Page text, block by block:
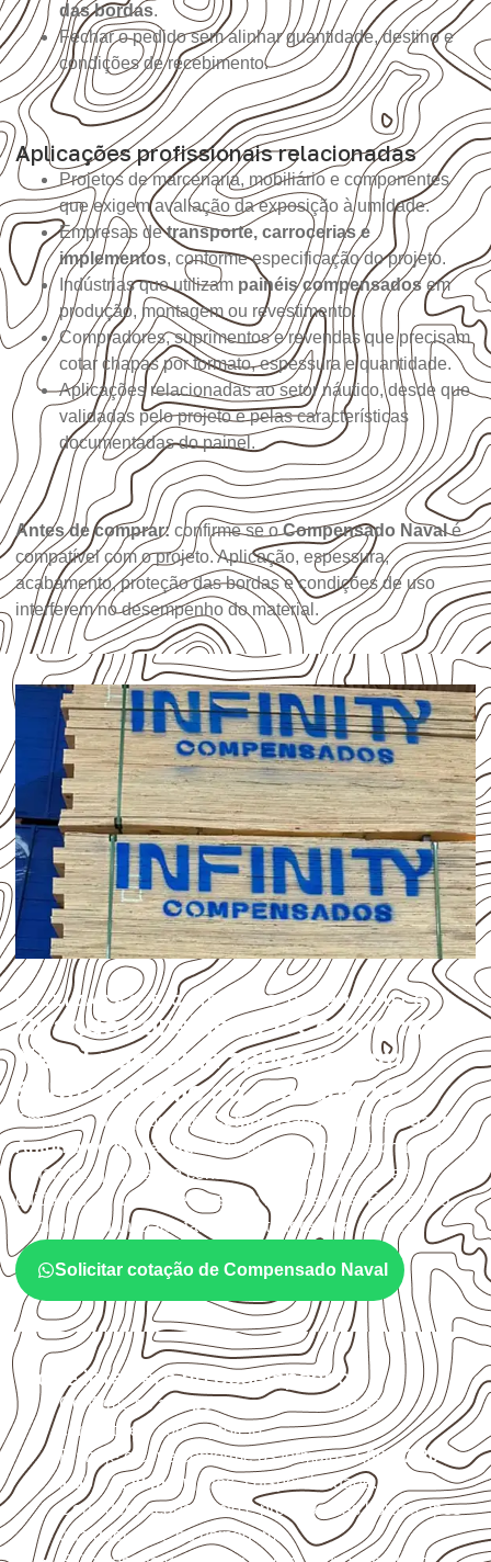
das bordas.
Fechar o pedido sem alinhar quantidade, destino e
condições de recebimento.
Aplicações profissionais relacionadas
Projetos de marcenaria, mobiliário e componentes
que exigem avaliação da exposição à umidade.
Empresas detransporte, carrocerias e
implementos, conforme especificação do projeto.
Indústrias que utilizam painéis compensadosem
produção, montagem ou revestimento.
Compradores, suprimentos e revendas que precisam
cotar chapas por formato, espessura e quantidade.
Aplicações relacionadas ao setor náutico, desde que
validadas pelo projeto e pelas características
documentadas do painel.
Antes de comprar:confirme se oCompensado Navalé
compatível com o projeto. Aplicação, espessura,
acabamento, proteção das bordas e condições de uso
interferem no desempenho do material.
UTILIZAÇÃO E CUIDADOS DO PRODUTO
Quando considerar o Compensado
Naval para uma aplicação em
Santo Antônio do Aracanguá?
Empresas que procuram
Compensado Naval em Santo
Antônio do Aracanguá devem avaliar onde a chapa será
instalada, qual será o contato com umidade e quais
cuidados de acabamento serão necessários. Espessura,
formato e quantidade também interferem na compra.
Solicitar cotação de Compensado Naval
O que interfere no desempenho
Confirme se a espessura e o formatosão
compatíveis com o projeto.
Planeje o corte conforme os formatos1,60 × 2,20 m e
1,60 × 2,50 m, sujeitos à disponibilidade.
Considere acabamento e proteção das bordas após
qualquer corte ou usinagem.